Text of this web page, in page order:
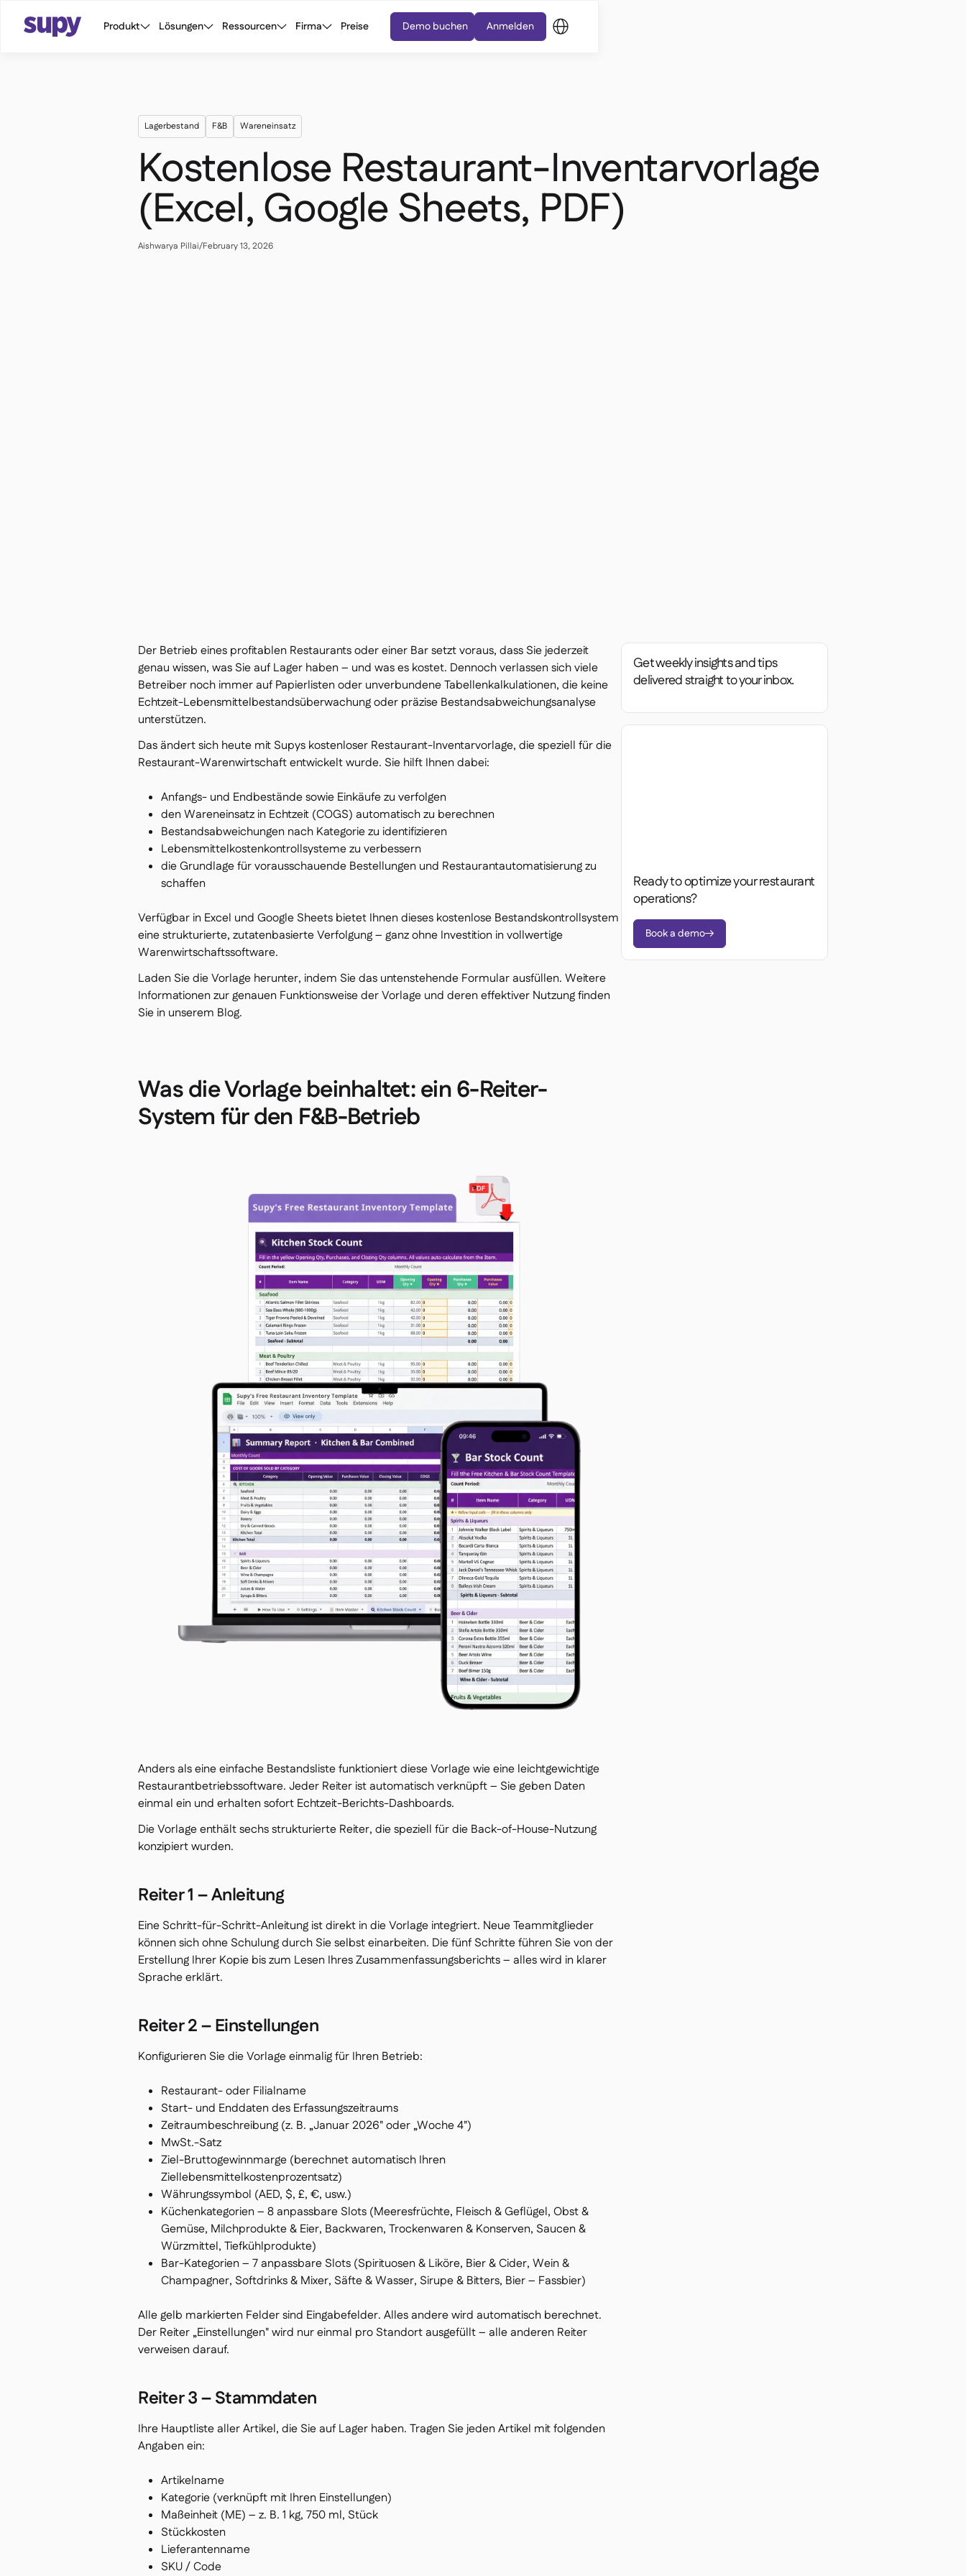
Produkt Lösungen Ressourcen Firma Preise Demo buchen Anmelden
Lagerbestand F&B Wareneinsatz
Kostenlose Restaurant-Inventarvorlage
(Excel, Google Sheets, PDF)
Aishwarya Pillai/February 13, 2026
Der Betrieb eines profitablen Restaurants oder einer Bar setzt voraus, dass Sie jederzeit
genau wissen, was Sie auf Lager haben – und was es kostet. Dennoch verlassen sich viele
Betreiber noch immer auf Papierlisten oder unverbundene Tabellenkalkulationen, die keine
Echtzeit-Lebensmittelbestandsüberwachung oder präzise Bestandsabweichungsanalyse
unterstützen.
Das ändert sich heute mit Supys kostenloser Restaurant-Inventarvorlage, die speziell für die
Restaurant-Warenwirtschaft entwickelt wurde. Sie hilft Ihnen dabei:
Anfangs- und Endbestände sowie Einkäufe zu verfolgen
den Wareneinsatz in Echtzeit (COGS) automatisch zu berechnen
Bestandsabweichungen nach Kategorie zu identifizieren
Lebensmittelkostenkontrollsysteme zu verbessern
die Grundlage für vorausschauende Bestellungen und Restaurantautomatisierung zu
schaffen
Verfügbar in Excel und Google Sheets bietet Ihnen dieses kostenlose Bestandskontrollsystem
eine strukturierte, zutatenbasierte Verfolgung – ganz ohne Investition in vollwertige
Warenwirtschaftssoftware.
Laden Sie die Vorlage herunter, indem Sie das untenstehende Formular ausfüllen. Weitere
Informationen zur genauen Funktionsweise der Vorlage und deren effektiver Nutzung finden
Sie in unserem Blog.
Was die Vorlage beinhaltet: ein 6-Reiter-
System für den F&B-Betrieb
Anders als eine einfache Bestandsliste funktioniert diese Vorlage wie eine leichtgewichtige
Restaurantbetriebssoftware. Jeder Reiter ist automatisch verknüpft – Sie geben Daten
einmal ein und erhalten sofort Echtzeit-Berichts-Dashboards.
Die Vorlage enthält sechs strukturierte Reiter, die speziell für die Back-of-House-Nutzung
konzipiert wurden.
Reiter 1 – Anleitung
Eine Schritt-für-Schritt-Anleitung ist direkt in die Vorlage integriert. Neue Teammitglieder
können sich ohne Schulung durch Sie selbst einarbeiten. Die fünf Schritte führen Sie von der
Erstellung Ihrer Kopie bis zum Lesen Ihres Zusammenfassungsberichts – alles wird in klarer
Sprache erklärt.
Reiter 2 – Einstellungen
Konfigurieren Sie die Vorlage einmalig für Ihren Betrieb:
Restaurant- oder Filialname
Start- und Enddaten des Erfassungszeitraums
Zeitraumbeschreibung (z. B. „Januar 2026" oder „Woche 4")
MwSt.-Satz
Ziel-Bruttogewinnmarge (berechnet automatisch Ihren
Ziellebensmittelkostenprozentsatz)
Währungssymbol (AED, $, £, €, usw.)
Küchenkategorien – 8 anpassbare Slots (Meeresfrüchte, Fleisch & Geflügel, Obst &
Gemüse, Milchprodukte & Eier, Backwaren, Trockenwaren & Konserven, Saucen &
Würzmittel, Tiefkühlprodukte)
Bar-Kategorien – 7 anpassbare Slots (Spirituosen & Liköre, Bier & Cider, Wein &
Champagner, Softdrinks & Mixer, Säfte & Wasser, Sirupe & Bitters, Bier – Fassbier)
Alle gelb markierten Felder sind Eingabefelder. Alles andere wird automatisch berechnet.
Der Reiter „Einstellungen" wird nur einmal pro Standort ausgefüllt – alle anderen Reiter
verweisen darauf.
Reiter 3 – Stammdaten
Ihre Hauptliste aller Artikel, die Sie auf Lager haben. Tragen Sie jeden Artikel mit folgenden
Angaben ein:
Artikelname
Kategorie (verknüpft mit Ihren Einstellungen)
Maßeinheit (ME) – z. B. 1 kg, 750 ml, Stück
Stückkosten
Lieferantenname
SKU / Code
Get weekly insights and tips
delivered straight to your inbox.
Ready to optimize your restaurant
operations?
Book a demo